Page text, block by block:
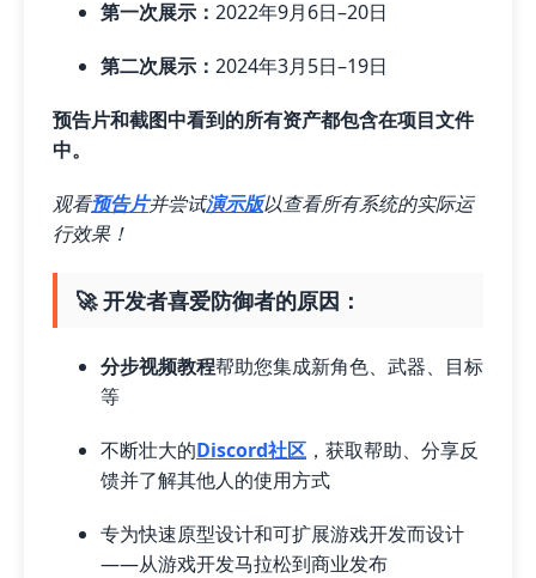
第一次展示： 2022年9月6日–20日
第二次展示： 2024年3月5日–19日
预告片和截图中看到的所有资产都包含在项目文件
中。
观看预告片并尝试演示版以查看所有系统的实际运
行效果！
🚀 开发者喜爱防御者的原因：
分步视频教程帮助您集成新角色、武器、目标
等
不断壮大的Discord社区 ，获取帮助、分享反
馈并了解其他人的使用方式
专为快速原型设计和可扩展游戏开发而设计
——从游戏开发马拉松到商业发布